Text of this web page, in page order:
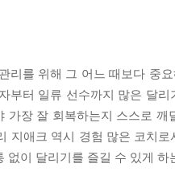
리를 위해 그 어느 때보다 중
부터 일류 선수까지 많은 달
가장 잘 회복하는지 스스로
지애크 역시 경험 많은 코치
없이 달리기를 즐길 수 있게 하